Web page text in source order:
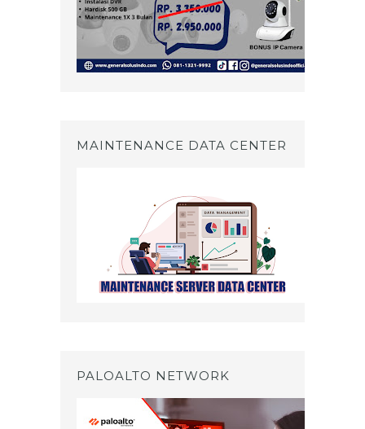
MAINTENANCE DATA CENTER
PALOALTO NETWORK